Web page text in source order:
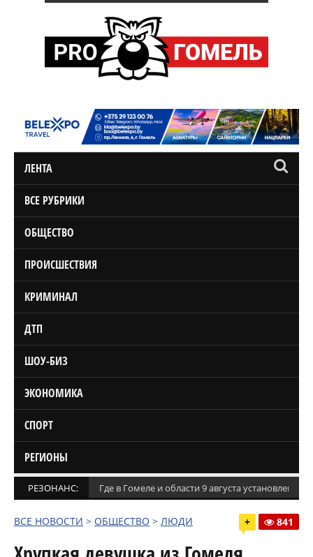
ЛЕНТА
ВСЕ РУБРИКИ
ОБЩЕСТВО
ПРОИСШЕСТВИЯ
КРИМИНАЛ
ДТП
ШОУ-БИЗ
ЭКОНОМИКА
СПОРТ
РЕГИОНЫ
РЕЗОНАНС: Где в Гомеле и области 9 августа установлены
ВСЕ НОВОСТИ > ОБЩЕСТВО > ЛЮДИ + 841